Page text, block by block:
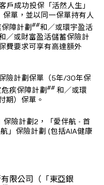
戶成功投保「活然人生」
單，並以同一保單持有人
障計劃##和／或環宇盈活
／或財富盈活儲蓄保險計
費要求可享有高達額外
險計劃保單（5年/30年保
疾保障計劃## 和／或環
期）保單。
險計劃2，「愛伴航 - 首
」保險計劃 (包括AIA健康
限公司（「東亞銀